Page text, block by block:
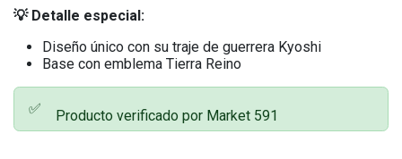
💡 Detalle especial:
Diseño único con su traje de guerrera Kyoshi
Base con emblema Tierra Reino
✅ Producto verificado por Market 591